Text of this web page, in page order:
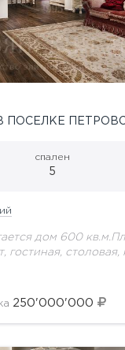
ПОСЕЛКЕ
спален
5
дом 600
гостиная, столовая,
гостевой.2...
250'000'000